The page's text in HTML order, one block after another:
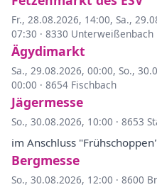
Fr., 28.08.2026, 14:00, Sa.,
07:30 · 8330 Unterweißenbach
Ägydimarkt
Sa., 29.08.2026, 00:00, So.,
00:00 · 8654 Fischbach
Jägermesse
So., 30.08.2026, 10:00 · 8653
im Anschluss
Bergmesse
So., 30.08.2026, 12:00 · 8600